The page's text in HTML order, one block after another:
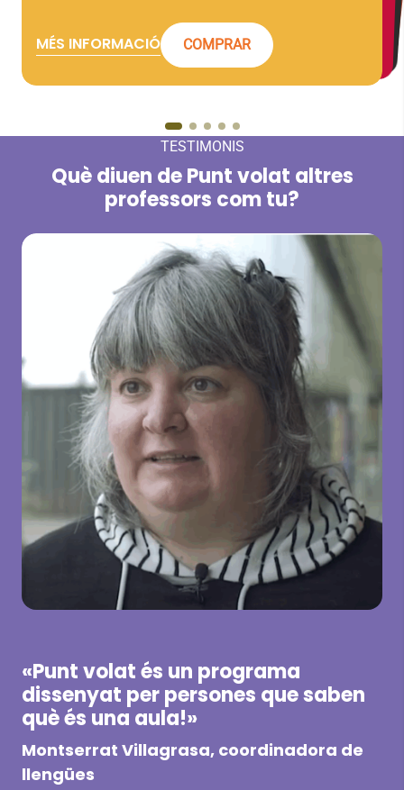
MÉS INFORMACIÓ COMPRAR
MÉS INFORMACIÓ COMPRAR
COMPRAR
TESTIMONIS
Què diuen de Punt volat altres
professors com tu?
«Punt volat és un programa
dissenyat per persones que saben
què és una aula!»
Montserrat Villagrasa, coordinadora de
llengües